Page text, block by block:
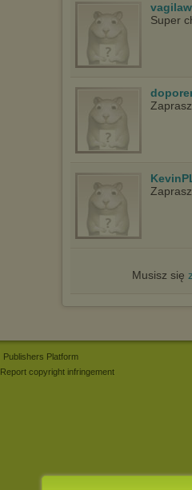
Super
Musisz się
Publishers Platform
Report copyright infringement